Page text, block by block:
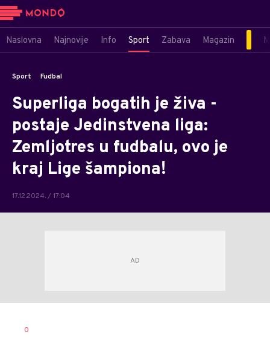
Naslovna Najnovije Info Sport Zabava Magazin
Sport Fudbal
Superliga bogatih je živa -
postaje Jedinstvena liga:
Zemljotres u fudbalu, ovo je
kraj Lige šampiona!
17.12.2024. / 17:04
0